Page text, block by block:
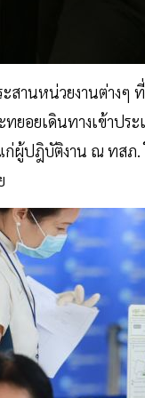
สานหน่วยงานต่างๆ
ยอยเดินทางเข้าปร
ผู้ปฎิบัติงาน ณ ทสภ.